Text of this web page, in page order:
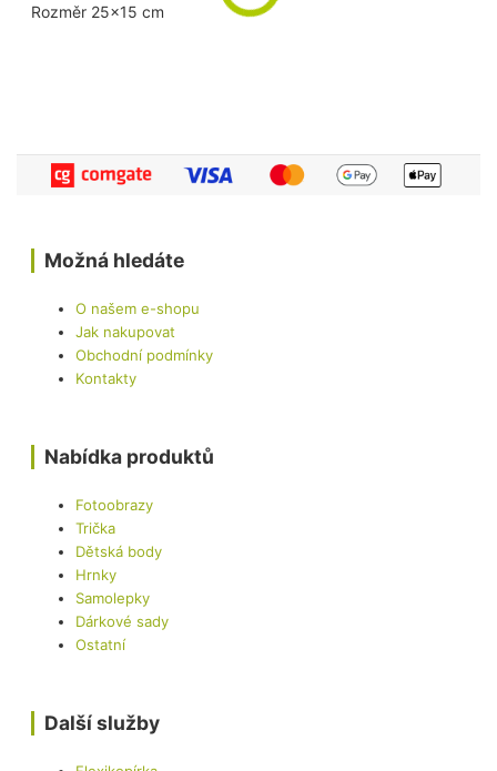
Rozměr 25x15 cm
Možná hledáte
O našem e-shopu
Jak nakupovat
Obchodní podmínky
Kontakty
Nabídka produktů
Fotoobrazy
Trička
Dětská body
Hrnky
Samolepky
Dárkové sady
Ostatní
Další služby